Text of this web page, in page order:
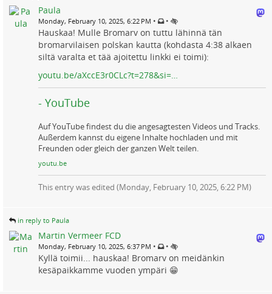
Paula
Monday, February 10, 2025, 6:22 PM • •
Hauskaa! Mulle Bromarv on tuttu lähinnä tän
bromarvilaisen polskan kautta (kohdasta 4:38 alkaen
siltä varalta et tää ajoitettu linkki ei toimi):
youtu.be/aXccE3r0CLc?t=278&si=…
- YouTube
Auf YouTube findest du die angesagtesten Videos und Tracks.
Außerdem kannst du eigene Inhalte hochladen und mit
Freunden oder gleich der ganzen Welt teilen.
youtu.be
This entry was edited (Monday, February 10, 2025, 6:22 PM)
in reply to Paula
Martin Vermeer FCD
Monday, February 10, 2025, 6:37 PM • •
Kyllä toimii... hauskaa! Bromarv on meidänkin
kesäpaikkamme vuoden ympäri 😁